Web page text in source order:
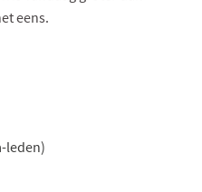
eens.
leden)